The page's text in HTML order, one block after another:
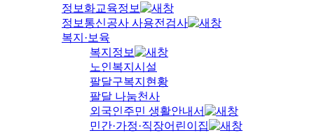
정보화교육정보
정보통신공사 사용전검사
복지·보육
복지정보
노인복지시설
팔달구복지현황
팔달 나눔천사
외국인주민 생활안내서
민간·가정·직장어린이집